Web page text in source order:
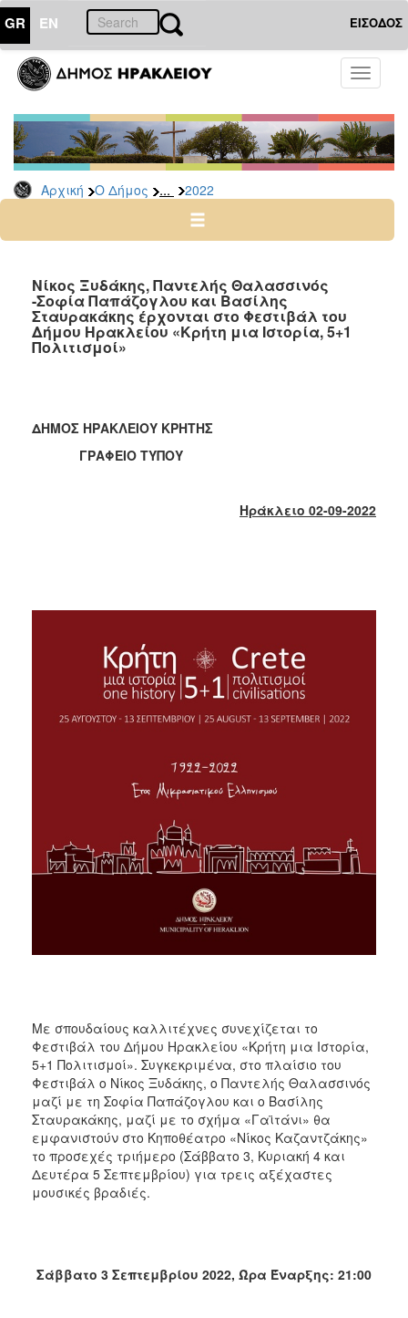
GR EN ΕΙΣΟΔΟΣ
Toggle
Αρχική Ο Δήμος ... 2022
ΔΗΜΟΣ
Δελτία
Τύπου
Αρχείο
2026
2024
2022
2021
2020
2017
2016
Νίκος Ξυδάκης, Παντελής Θαλασσινός
-Σοφία Παπάζογλου και Βασίλης
Σταυρακάκης έρχονται στο Φεστιβάλ του
Δήμου Ηρακλείου «Κρήτη μια Ιστορία, 5+1
Πολιτισμοί»
ΔΗΜΟΣ ΗΡΑΚΛΕΙΟΥ ΚΡΗΤΗΣ
ΓΡΑΦΕΙΟ ΤΥΠΟΥ
Ηράκλειο 02-09-2022
Με σπουδαίους καλλιτέχνες συνεχίζεται το
Φεστιβάλ του Δήμου Ηρακλείου «Κρήτη μια Ιστορία,
5+1 Πολιτισμοί». Συγκεκριμένα, στο πλαίσιο του
Φεστιβάλ ο Νίκος Ξυδάκης, ο Παντελής Θαλασσινός
μαζί με τη Σοφία Παπάζογλου και ο Βασίλης
Σταυρακάκης, μαζί με το σχήμα «Γαϊτάνι» θα
εμφανιστούν στο Κηποθέατρο «Νίκος Καζαντζάκης»
το προσεχές τριήμερο (Σάββατο 3, Κυριακή 4 και
Δευτέρα 5 Σεπτεμβρίου) για τρεις αξέχαστες
μουσικές βραδιές.
Σάββατο 3 Σεπτεμβρίου 2022, Ώρα Έναρξης: 21:00